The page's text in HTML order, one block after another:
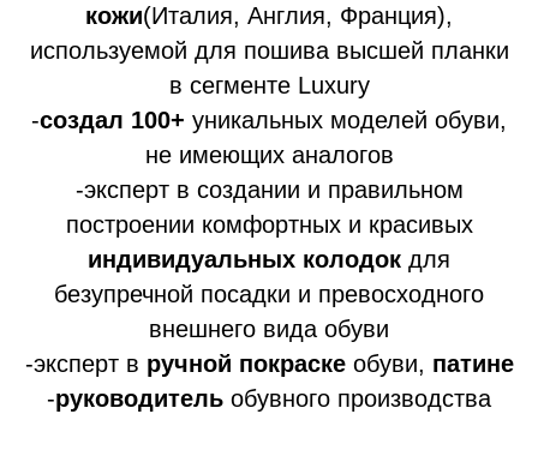
кожи(Италия, Англия, Франция),
используемой для пошива высшей планки
в сегменте Luxury
-создал 100+ уникальных моделей обуви,
не имеющих аналогов
-эксперт в создании и правильном
построении комфортных и красивых
индивидуальных колодок для
безупречной посадки и превосходного
внешнего вида обуви
-эксперт в ручной покраскеобуви, патине
-руководитель обувного производства